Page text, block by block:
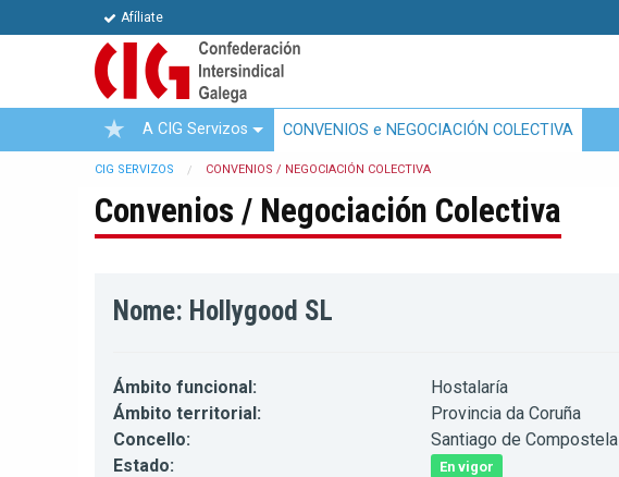
Afíliate
A CIG Servizos CONVENIOS e NEGOCIACIÓN COLECTIVA
CIG SERVIZOS CONVENIOS / NEGOCIACIÓN COLECTIVA
Convenios / Negociación Colectiva
Nome: Hollygood SL
Ámbito funcional:
Hostalaría
Ámbito territorial:
Provincia da Coruña
Concello:
Santiago de Compostela
Estado:
En vigor